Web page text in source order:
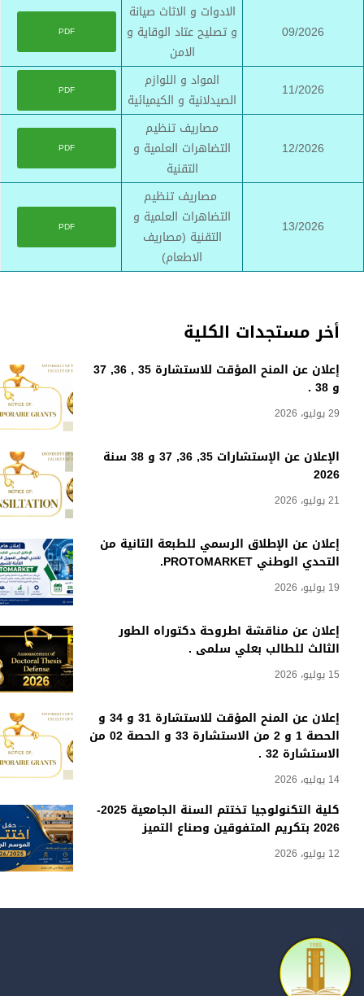
أخر مستجدات الكلية
إعلان عن المنح المؤقت للاستشارة 35 , 36, 37
و 38 .
29 يوليو، 2026
الإعلان عن الإستشارات 35, 36, 37 و 38 سنة
2026
21 يوليو، 2026
إعلان عن الإطلاق الرسمي للطبعة الثانية من
التحدي الوطني PROTOMARKET.
19 يوليو، 2026
إعلان عن مناقشة أطروحة دكتوراه الطور
الثالث للطالب بعلي سلمى .
15 يوليو، 2026
إعلان عن المنح المؤقت للاستشارة 31 و 34 و
الحصة 1 و 2 من الاستشارة 33 و الحصة 02 من
الاستشارة 32 .
14 يوليو، 2026
كلية التكنولوجيا تختتم السنة الجامعية 2025-
2026 بتكريم المتفوقين وصناع التميز
12 يوليو، 2026
09/2026
الادوات و الاثاث صيانة
و تصليح عتاد الوقاية و
الامن
PDF
11/2026
المواد و اللوازم
الصيدلانية و الكيميائية
PDF
12/2026
مصاريف تنظيم
التضاهرات العلمية و
التقنية
PDF
13/2026
مصاريف تنظيم
التضاهرات العلمية و
التقنية (مصاريف
الاطعام)
PDF